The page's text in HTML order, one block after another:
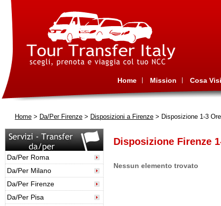
Home Mission Cosa
Home > Da/Per Firenze > Disposizioni a Firenze > Disposizione 1-3 Ore
Da/Per Roma
Da/Per Milano
Da/Per Firenze
Da/Per Pisa
Disposizione Firenze
Nessun elemento trovato